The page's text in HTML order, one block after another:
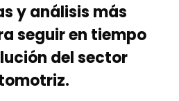
y análisis más
seguir en tiempo
del sector